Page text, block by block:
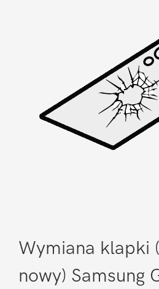
Wymiana klapki
nowy) Samsung